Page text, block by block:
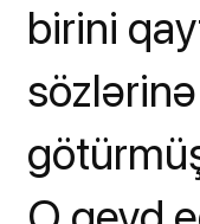
birini